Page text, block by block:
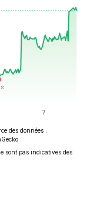
des données :
sont pas indicatives des